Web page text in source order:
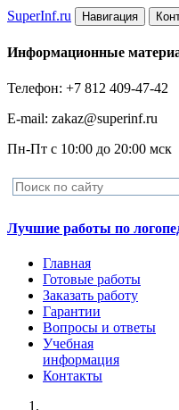
SuperInf.ru Навигация
Информационные
Телефон: +7 812 409-47-42
E-mail: zakaz@superinf.ru
Пн-Пт с 10:00 до 20:00 мск
Лучшие работы по
Главная
Готовые работы
Заказать работу
Гарантии
Вопросы и ответы
Учебная
информация
Контакты